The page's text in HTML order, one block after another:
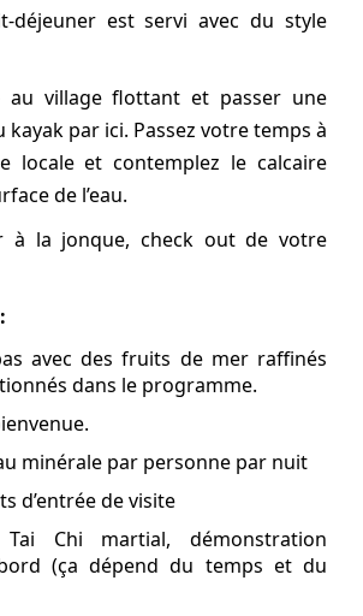
déjeuner est servi avec du style
au village flottant et passer une
kayak par ici. Passez votre temps à
locale et contemplez le calcaire
de l’eau.
à la jonque, check out de votre
avec des fruits de mer raffinés
dans le programme.
minérale par personne par nuit
d’entrée de visite
Chi martial, démonstration
(ça dépend du temps et du